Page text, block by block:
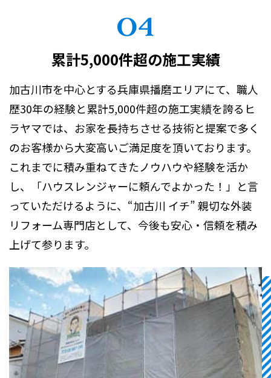
累計5,000件超の施工実績
加古川市を中心とする兵庫県播磨エリアにて、職人
歴30年の経験と累計5,000件超の施工実績を誇るヒ
ラヤマでは、お家を長持ちさせる技術と提案で多く
のお客様から大変高いご満足度を頂いております。
これまでに積み重ねてきたノウハウや経験を活か
し、「ハウスレンジャーに頼んでよかった！」と言
っていただけるように、“加古川 イチ” 親切な外装
リフォーム専門店として、今後も安心・信頼を積み
上げて参ります。